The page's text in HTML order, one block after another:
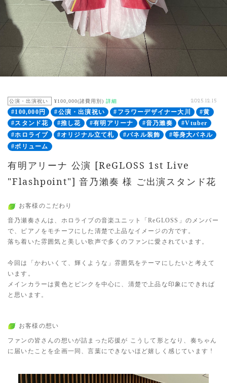
公演・出演祝い ¥100,000(諸費用別) 詳細 2025.12.15
#100,000円 #公演・出演祝い #フラワーデザイナー大川
#黄
#スタンド花
#推し花 #有明アリーナ #音乃瀨奏
#Vtuber
#ホロライブ
#オリジナル立て札 #パネル装飾
#等身大パネル
#ボリューム
有明アリーナ 公演 [ReGLOSS 1st Live
"Flashpoint"] 音乃瀨奏 様 ご出演スタンド花
お客様のこだわり
音乃瀬奏さんは、ホロライブの音楽ユニット「ReGLOSS」のメンバー
で、ピアノをモチーフにした清楚で上品なイメージの方です。
落ち着いた雰囲気と美しい歌声で多くのファンに愛されています。
今回は「かわいくて、輝くような」雰囲気をテーマにしたいと考えて
います。
メインカラーは黄色とピンクを中心に、清楚で上品な印象にできれば
と思います。
お客様の想い
ファンの皆さんの想いが詰まった応援が こうして形となり、奏ちゃん
に届いたことを企画一同、言葉にできないほど嬉しく感じています !